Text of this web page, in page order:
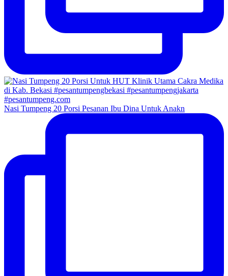
Nasi Tumpeng 20 Porsi Pesanan Ibu Dina Untuk Anakn